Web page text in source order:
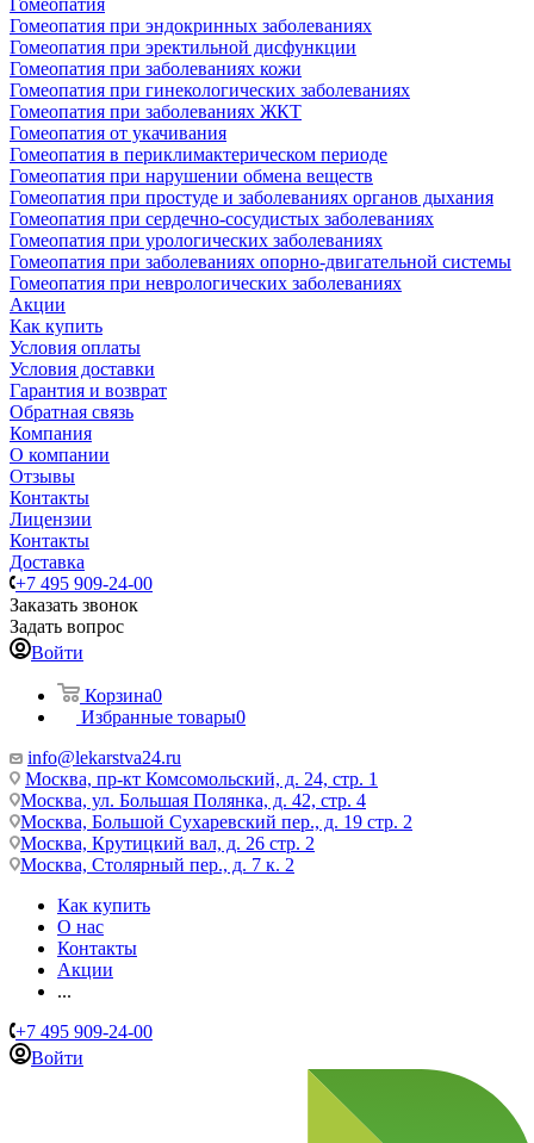
Гомеопатия
Гомеопатия при эндокринных заболеваниях
Гомеопатия при эректильной дисфункции
Гомеопатия при заболеваниях кожи
Гомеопатия при гинекологических заболеваниях
Гомеопатия при заболеваниях ЖКТ
Гомеопатия от укачивания
Гомеопатия в периклимактерическом периоде
Гомеопатия при нарушении обмена веществ
Гомеопатия при простуде и заболеваниях органов дыхания
Гомеопатия при сердечно-сосудистых заболеваниях
Гомеопатия при урологических заболеваниях
Гомеопатия при заболеваниях опорно-двигательной системы
Гомеопатия при неврологических заболеваниях
Акции
Как купить
Условия оплаты
Условия доставки
Гарантия и возврат
Обратная связь
Компания
О компании
Отзывы
Контакты
Лицензии
Контакты
Доставка
+7 495 909-24-00
Заказать звонок
Задать вопрос
Войти
Корзина0
Избранные товары0
info@lekarstva24.ru
Москва, пр-кт Комсомольский, д. 24, стр. 1
Москва, ул. Большая Полянка, д. 42, стр. 4
Москва, Большой Сухаревский пер., д. 19 стр. 2
Москва, Крутицкий вал, д. 26 стр. 2
Москва, Столярный пер., д. 7 к. 2
Как купить
О нас
Контакты
Акции
...
+7 495 909-24-00
Войти